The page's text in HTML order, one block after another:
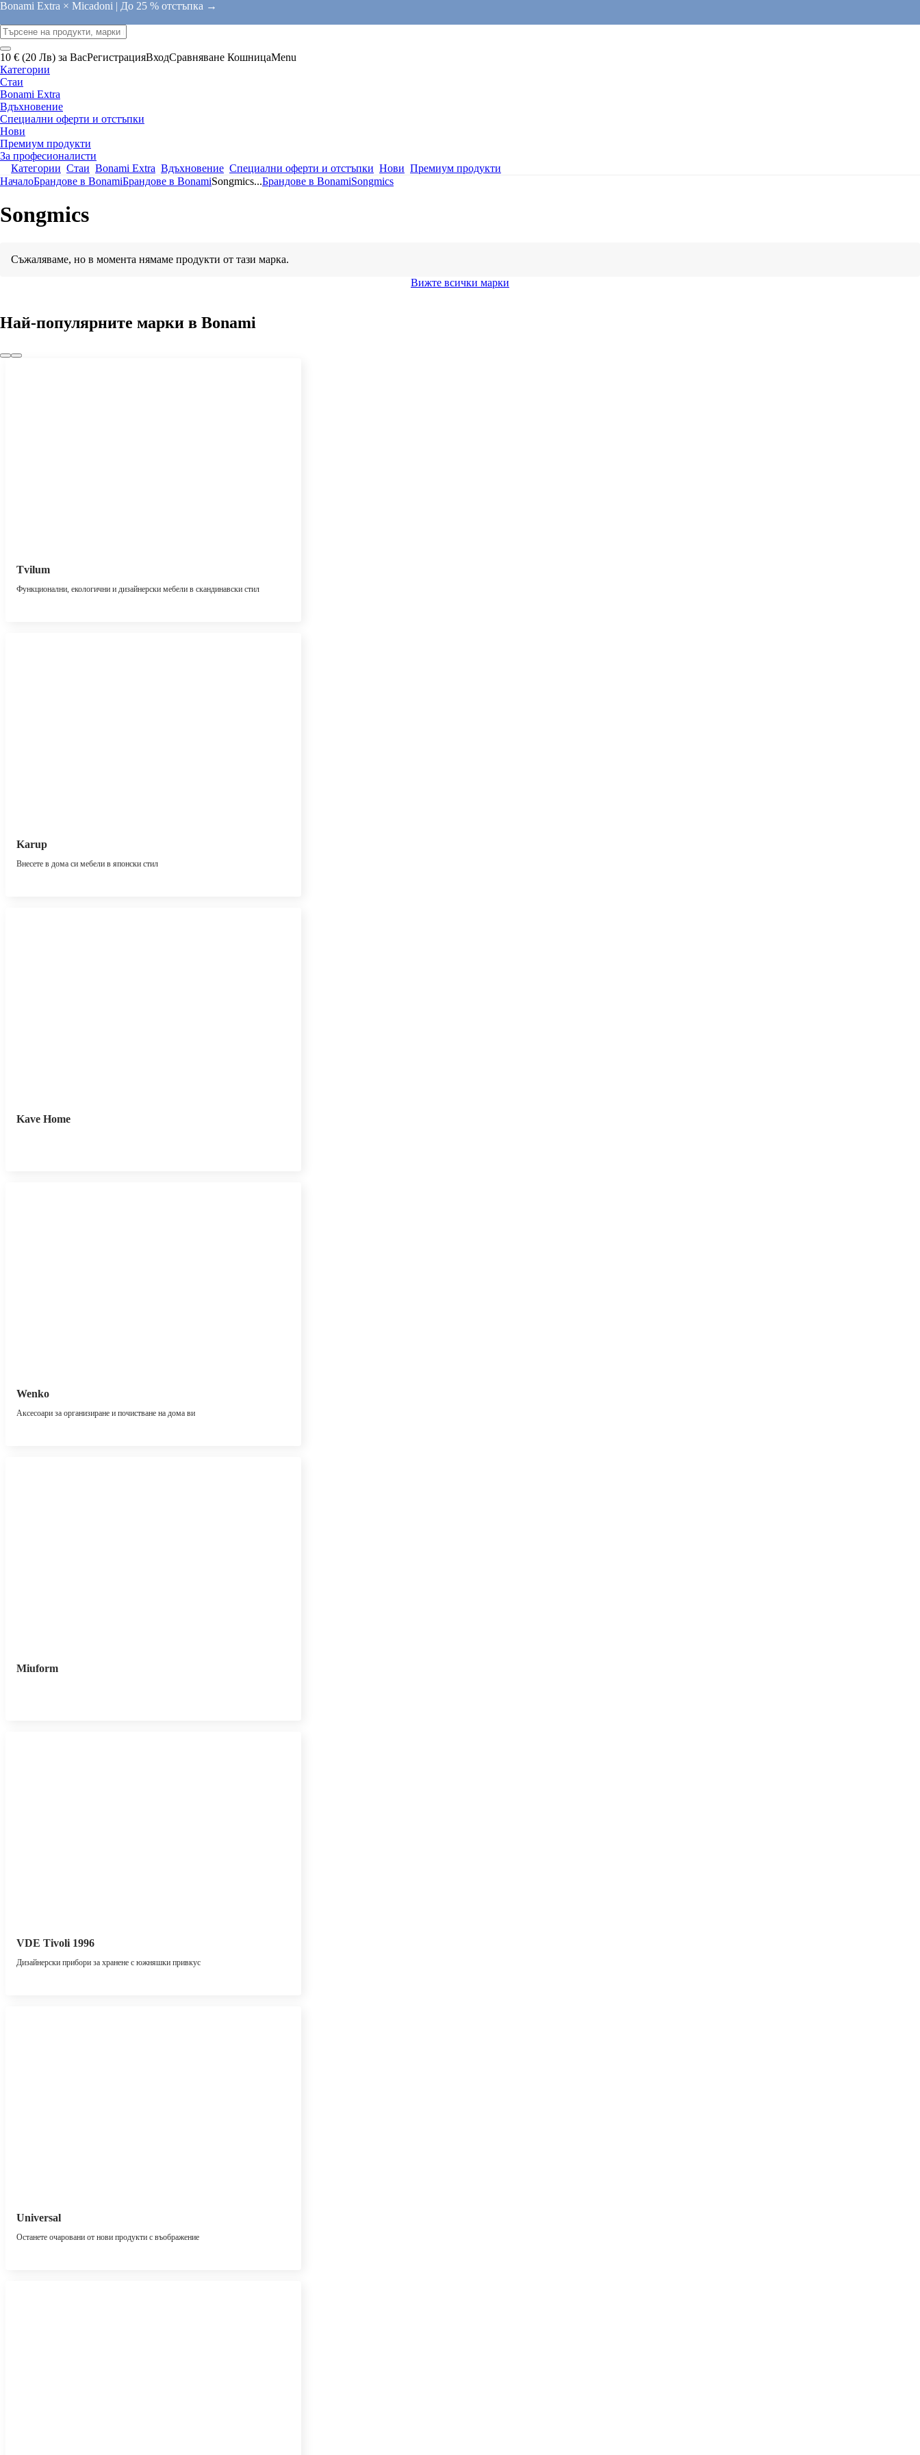
Bonami Extra × Micadoni | До 25 % отстъпка →
10 € (20 Лв) за ВасРегистрацияВходСравняване КошницаMenu
Категории
Стаи
Bonami Extra
Вдъхновение
Специални оферти и отстъпки
Нови
Премиум продукти
За професионалисти
Категории Стаи Bonami Extra Вдъхновение Специални оферти и отстъпки Нови Премиум продукти
НачалоБрандове в BonamiБрандове в BonamiSongmics...Брандове в BonamiSongmics
Songmics
Съжаляваме, но в момента нямаме продукти от тази марка.
Вижте всички марки
Най-популярните марки в Bonami
Tvilum
Функционални, екологични и дизайнерски мебели в скандинавски стил
Karup
Внесете в дома си мебели в японски стил
Kave Home
Wenko
Аксесоари за организиране и почистване на дома ви
Miuform
VDE Tivoli 1996
Дизайнерски прибори за хранене с южняшки привкус
Universal
Останете очаровани от нови продукти с въображение